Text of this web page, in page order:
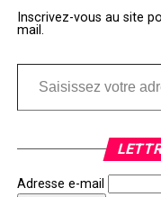
Inscrivez-vous au site
mail.
Saisissez votre adresse e-mail…
Adresse e-mail